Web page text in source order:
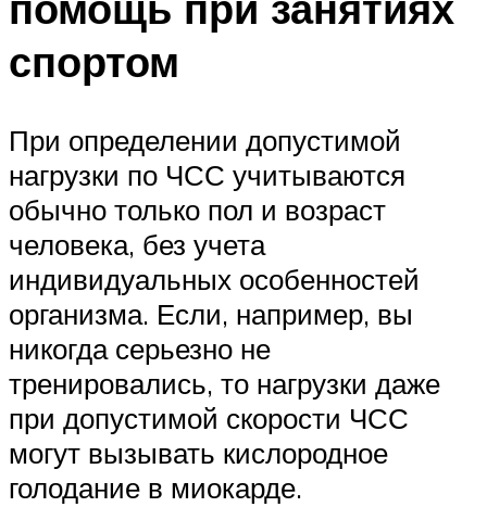
спортом
При определении допустимой
нагрузки по ЧСС учитываются
обычно только пол и возраст
человека, без учета
индивидуальных особенностей
организма. Если, например, вы
никогда серьезно не
тренировались, то нагрузки даже
при допустимой скорости ЧСС
могут вызывать кислородное
голодание в миокарде.